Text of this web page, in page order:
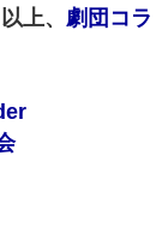
上、 劇団コラ